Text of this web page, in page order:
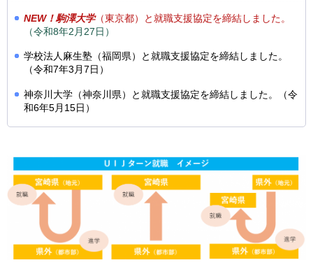
NEW！駒澤大学（東京都）と就職支援協定を締結しました。
（令和8年2月27日）
学校法人麻生塾（福岡県）と就職支援協定を締結しました。
（令和7年3月7日）
神奈川大学（神奈川県）と就職支援協定を締結しました。（令
和6年5月15日）